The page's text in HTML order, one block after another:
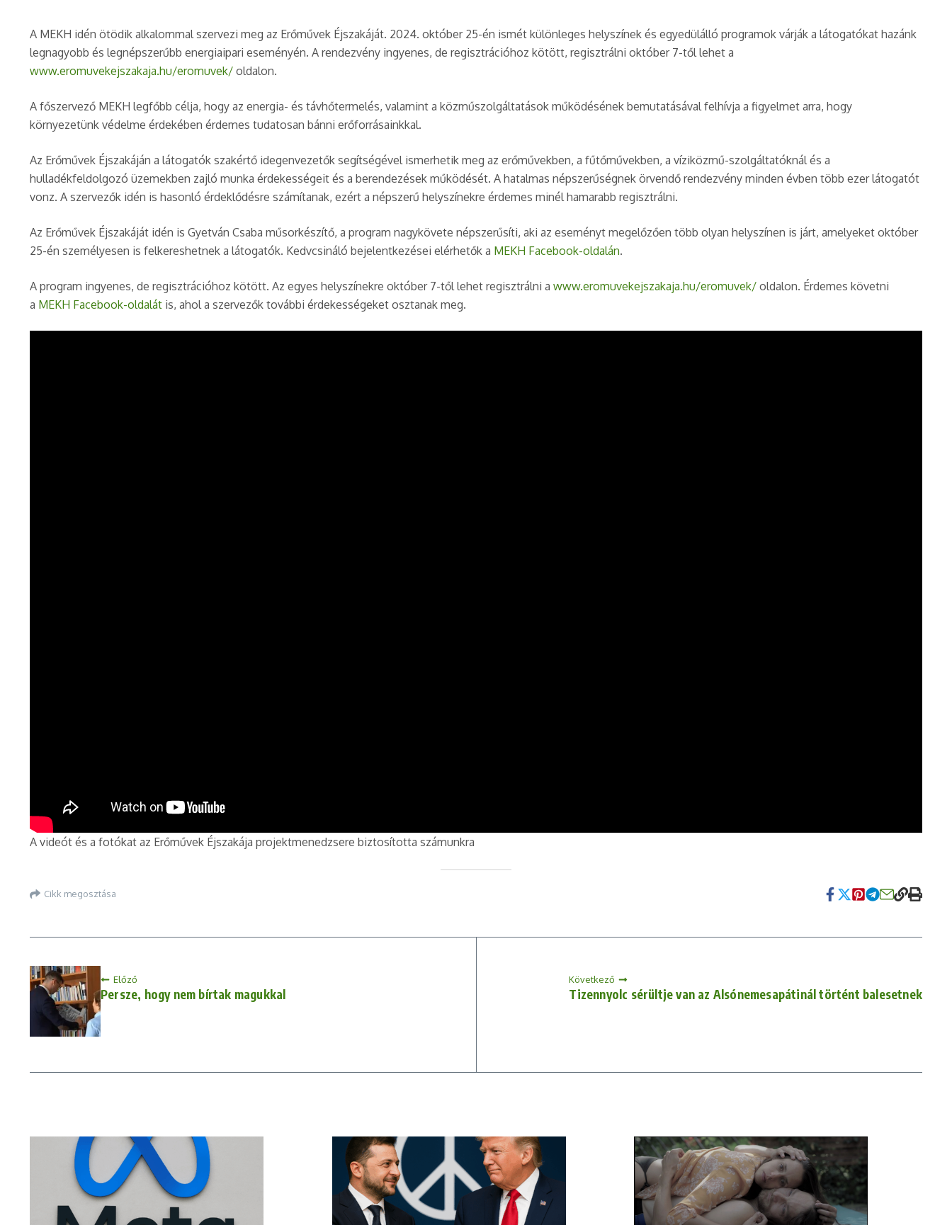
A MEKH idén ötödik alkalommal szervezi meg az Erőművek Éjszakáját. 2024. október 25-én ismét különleges helyszínek és egyedülálló programok várják a látogatókat hazánk
legnagyobb és legnépszerűbb energiaipari eseményén. A rendezvény ingyenes, de regisztrációhoz kötött, regisztrálni október 7-től lehet a
www.eromuvekejszakaja.hu/eromuvek/ oldalon.
A főszervező MEKH legfőbb célja, hogy az energia- és távhőtermelés, valamint a közműszolgáltatások működésének bemutatásával felhívja a figyelmet arra, hogy
környezetünk védelme érdekében érdemes tudatosan bánni erőforrásainkkal.
Az Erőművek Éjszakáján a látogatók szakértő idegenvezetők segítségével ismerhetik meg az erőművekben, a fűtőművekben, a víziközmű-szolgáltatóknál és a
hulladékfeldolgozó üzemekben zajló munka érdekességeit és a berendezések működését. A hatalmas népszerűségnek örvendő rendezvény minden évben több ezer látogatót
vonz. A szervezők idén is hasonló érdeklődésre számítanak, ezért a népszerű helyszínekre érdemes minél hamarabb regisztrálni.
Az Erőművek Éjszakáját idén is Gyetván Csaba műsorkészítő, a program nagykövete népszerűsíti, aki az eseményt megelőzően több olyan helyszínen is járt, amelyeket október
25-én személyesen is felkereshetnek a látogatók. Kedvcsináló bejelentkezései elérhetők a MEKH Facebook-oldalán.
A program ingyenes, de regisztrációhoz kötött. Az egyes helyszínekre október 7-től lehet regisztrálni a www.eromuvekejszakaja.hu/eromuvek/ oldalon. Érdemes követni
a MEKH Facebook-oldalát is, ahol a szervezők további érdekességeket osztanak meg.
A videót és a fotókat az Erőművek Éjszakája projektmenedzsere biztosította számunkra
Cikk megosztása
Előző
Persze, hogy nem bírtak magukkal
Következő
Tizennyolc sérültje van az Alsónemesapátinál történt balesetnek